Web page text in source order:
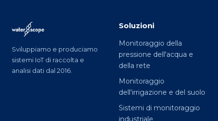
Sviluppiamo e produciamo
sistemi IoT di raccolta e
analisi dati dal 2016.
Soluzioni
Monitoraggio della
pressione dell'acqua e
della rete
Monitoraggio
dell'irrigazione e del suolo
Sistemi di monitoraggio
industriale